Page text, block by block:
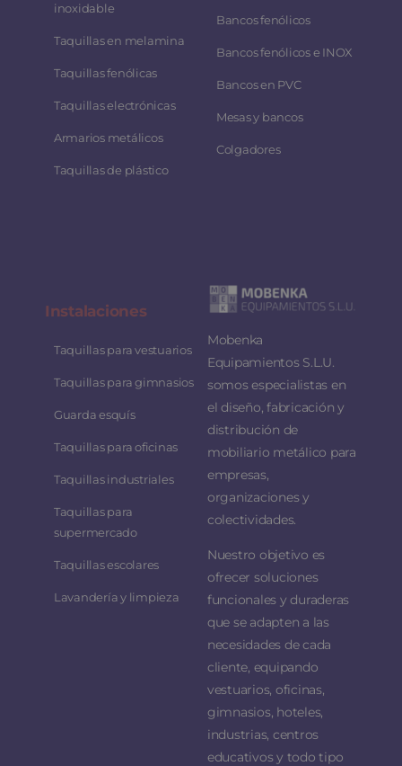
inoxidable
Taquillas en melamina
Taquillas fenólicas
Taquillas electrónicas
Armarios metálicos
Taquillas de plástico
Bancos fenólicos
Bancos fenólicos e INOX
Bancos en PVC
Mesas y bancos
Colgadores
Instalaciones
Taquillas para vestuarios
Taquillas para gimnasios
Guarda esquís
Taquillas para oficinas
Taquillas industriales
Taquillas para
supermercado
Taquillas escolares
Lavandería y limpieza
Mobenka
Equipamientos S.L.U.
somos especialistas en
el diseño, fabricación y
distribución de
mobiliario metálico para
empresas,
organizaciones y
colectividades.
Nuestro objetivo es
ofrecer soluciones
funcionales y duraderas
que se adapten a las
necesidades de cada
cliente, equipando
vestuarios, oficinas,
gimnasios, hoteles,
industrias, centros
educativos y todo tipo